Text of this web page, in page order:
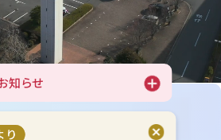
知らせ